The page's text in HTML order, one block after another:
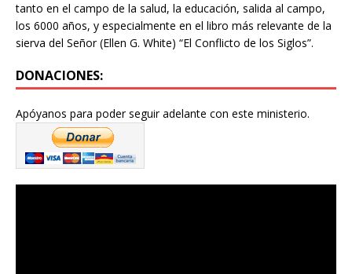
tanto en el campo de la salud, la educación, salida al campo,
los 6000 años, y especialmente en el libro más relevante de la
sierva del Señor (Ellen G. White) “El Conflicto de los Siglos”.
DONACIONES:
Apóyanos para poder seguir adelante con este ministerio.